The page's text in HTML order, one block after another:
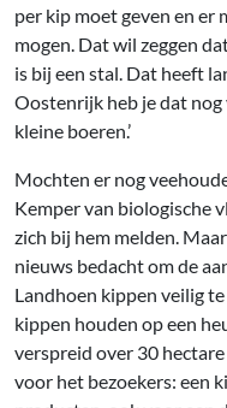
per kip moet geven en er
mogen. Dat wil zeggen
is bij een stal. Dat heeft
Oostenrijk heb je dat nog
kleine boeren.’
Mochten er nog
Kemper van biologische
zich bij hem melden.
nieuws bedacht om de
Landhoen kippen veilig
kippen houden op een
verspreid over 30
voor het bezoekers: een